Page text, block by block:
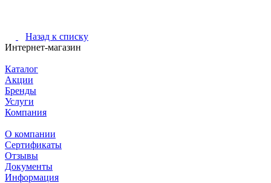
Назад к списку
Интернет-магазин
Каталог
Акции
Бренды
Услуги
Компания
О компании
Сертификаты
Отзывы
Документы
Информация